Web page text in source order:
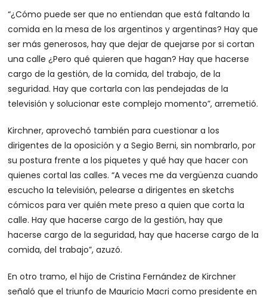
“¿Cómo puede ser que no entiendan que está faltando la
comida en la mesa de los argentinos y argentinas? Hay que
ser más generosos, hay que dejar de quejarse por si cortan
una calle ¿Pero qué quieren que hagan? Hay que hacerse
cargo de la gestión, de la comida, del trabajo, de la
seguridad. Hay que cortarla con las pendejadas de la
televisión y solucionar este complejo momento”, arremetió.
Kirchner, aprovechó también para cuestionar a los
dirigentes de la oposición y a Segio Berni, sin nombrarlo, por
su postura frente a los piquetes y qué hay que hacer con
quienes cortal las calles. “A veces me da vergüenza cuando
escucho la televisión, pelearse a dirigentes en sketchs
cómicos para ver quién mete preso a quien que corta la
calle. Hay que hacerse cargo de la gestión, hay que
hacerse cargo de la seguridad, hay que hacerse cargo de la
comida, del trabajo”, azuzó.
En otro tramo, el hijo de Cristina Fernández de Kirchner
señaló que el triunfo de Mauricio Macri como presidente en